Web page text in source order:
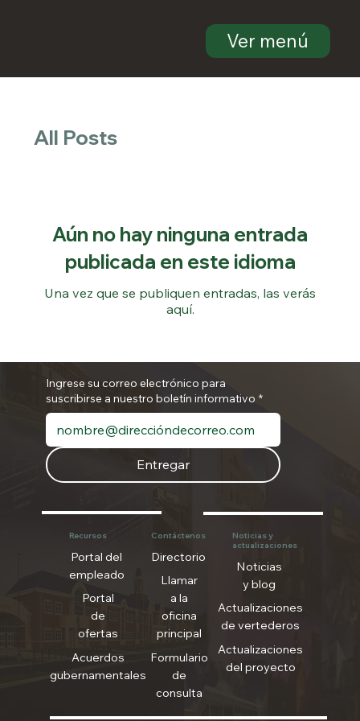
Ver menú
All Posts
Aún no hay ninguna entrada
publicada en este idioma
Una vez que se publiquen entradas, las verás
aquí.
Ingrese su correo electrónico para
suscribirse a nuestro boletín informativo *
Entregar
Recursos
Portal del
empleado
Portal
de
ofertas
Acuerdos
gubernamentales
Contáctenos
Directorio
Llamar
a la
oficina
principal
Formulario
de
consulta
Noticias y
actualizaciones
Noticias
y blog
Actualizaciones
de vertederos
Actualizaciones
del proyecto